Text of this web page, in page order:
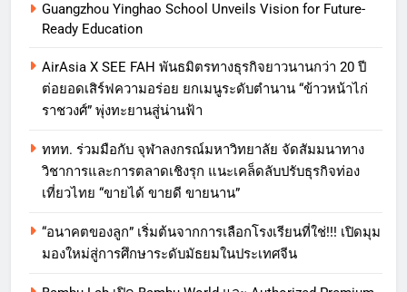
Guangzhou Yinghao School Unveils Vision for Future-
Ready Education
AirAsia X SEE FAH พันธมิตรทางธุรกิจยาวนานกว่า 20 ปี
ต่อยอดเสิร์ฟความอร่อย ยกเมนูระดับตำนาน “ข้าวหน้าไก่
ราชวงศ์” พุ่งทะยานสู่น่านฟ้า
ททท. ร่วมมือกับ จุฬาลงกรณ์มหาวิทยาลัย จัดสัมมนาทาง
วิชาการและการตลาดเชิงรุก แนะเคล็ดลับปรับธุรกิจท่อง
เที่ยวไทย “ขายได้ ขายดี ขายนาน”
“อนาคตของลูก” เริ่มต้นจากการเลือกโรงเรียนที่ใช่!!! เปิดมุม
มองใหม่สู่การศึกษาระดับมัธยมในประเทศจีน